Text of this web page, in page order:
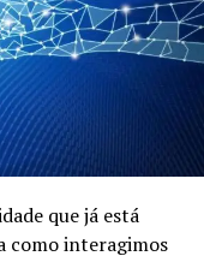
que já está
como interagimos